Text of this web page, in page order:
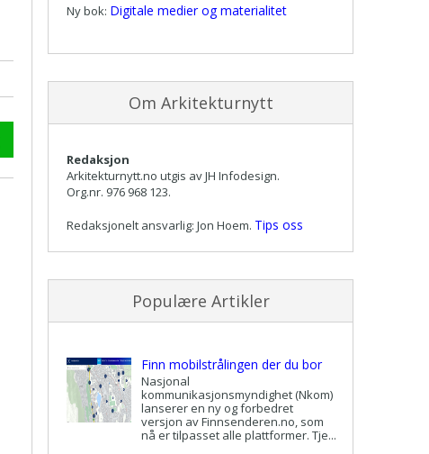
Ny bok: Digitale medier og materialitet
Om Arkitekturnytt
Redaksjon
Arkitekturnytt.no utgis av JH Infodesign.
Org.nr. 976 968 123.
Redaksjonelt ansvarlig: Jon Hoem. Tips oss
Populære Artikler
Finn mobilstrålingen der du bor
Nasjonal
kommunikasjonsmyndighet (Nkom)
lanserer en ny og forbedret
versjon av Finnsenderen.no, som
nå er tilpasset alle plattformer. Tje...